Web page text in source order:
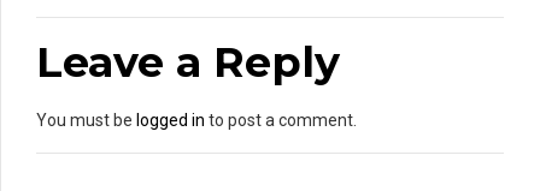
Leave a Reply
You must be logged in to post a comment.